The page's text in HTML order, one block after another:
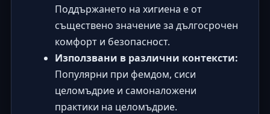
Поддържането на хигиена е от
съществено значение за дългосрочен
комфорт и безопасност.
Използвани в различни контексти:
Популярни при фемдом, сиси
целомъдрие и самоналожени
практики на целомъдрие.